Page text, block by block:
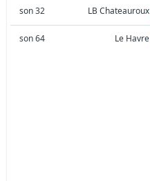
son 32 LB Chateauroux
son 64 Le Havre